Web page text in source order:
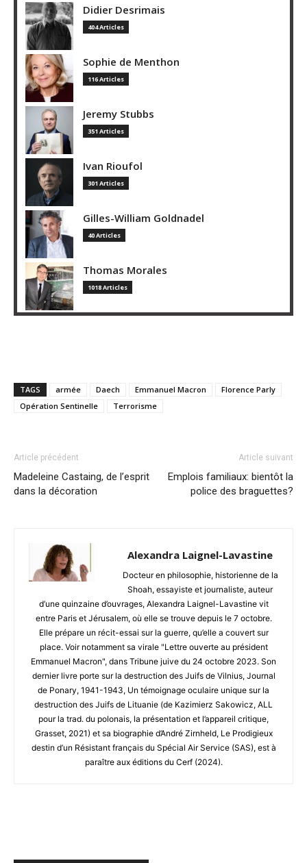
Didier Desrimais
404 Articles
Sophie de Menthon
116 Articles
Jeremy Stubbs
351 Articles
Ivan Rioufol
301 Articles
Gilles-William Goldnadel
40 Articles
Thomas Morales
1018 Articles
TAGS armée Daech Emmanuel Macron
Florence Parly
Opération Sentinelle
Terrorisme
Article précédent
Madeleine Castaing, de l’esprit
dans la décoration
Article suivant
Emplois familiaux: bientôt la
police des braguettes?
Alexandra Laignel-Lavastine
Docteur en philosophie, historienne de la
Shoah, essayiste et journaliste, auteur
d’une quinzaine d’ouvrages, Alexandra Laignel-Lavastine vit
entre Paris et Jérusalem, où elle se trouve depuis le 7 octobre.
Elle prépare un récit-essai sur la guerre, qu’elle a couvert sur
place. Voir notamment sa virale "Lettre ouverte au président
Emmanuel Macron", dans Tribune juive du 24 octobre 2023. Son
dernier livre porte sur la destruction des Juifs de Vilnius, Journal
de Ponary, 1941-1943, Un témoignage oculaire unique sur la
destruction des Juifs de Lituanie (de Kazimierz Sakowicz, ALL
pour la trad. du polonais, la présentation et l’appareil critique,
Grasset, 2021) et sa biographie d’André Zirnheld, Le Prodigieux
destin d’un Résistant français du Spécial Air Service (SAS), est à
paraître aux éditions du Cerf (2024).